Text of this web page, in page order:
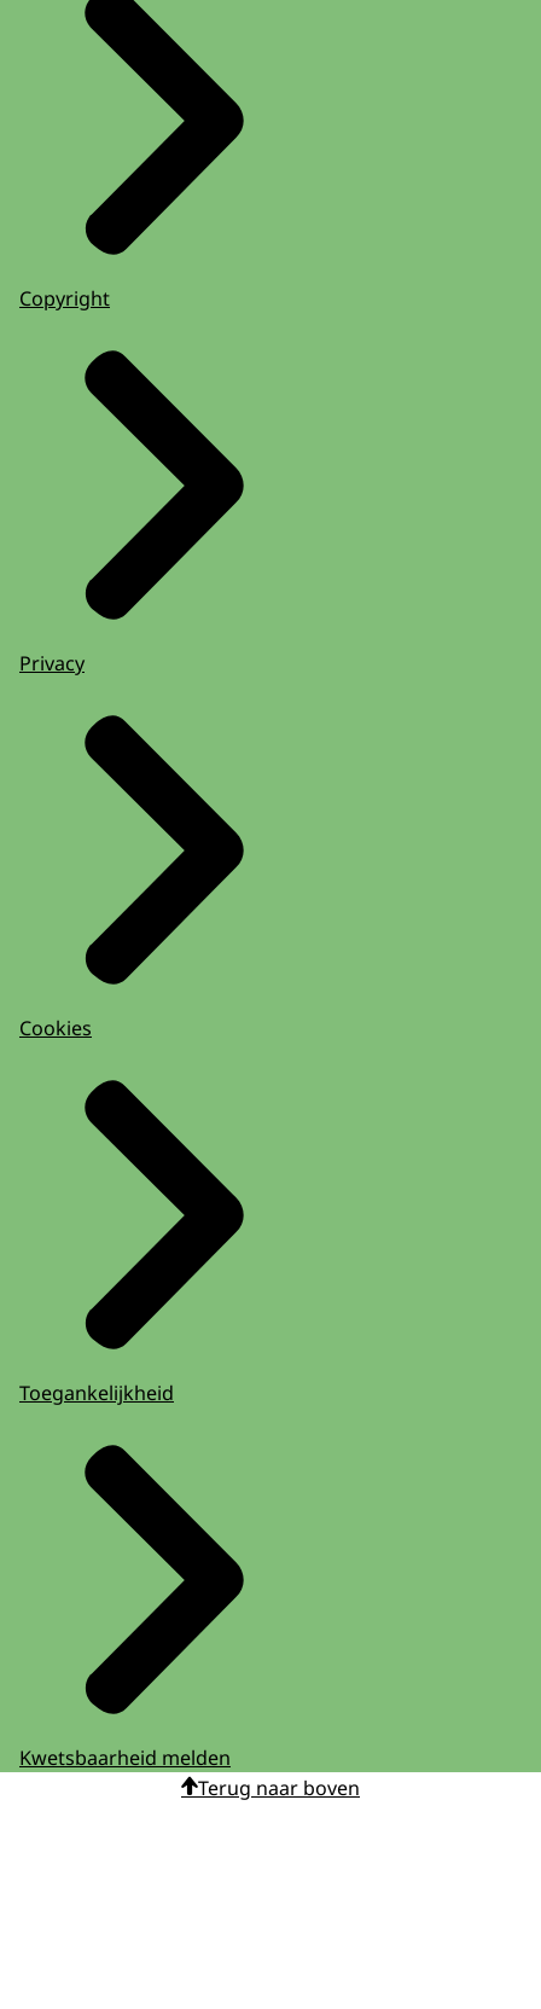
Copyright
Privacy
Cookies
Toegankelijkheid
Kwetsbaarheid melden
Terug naar boven